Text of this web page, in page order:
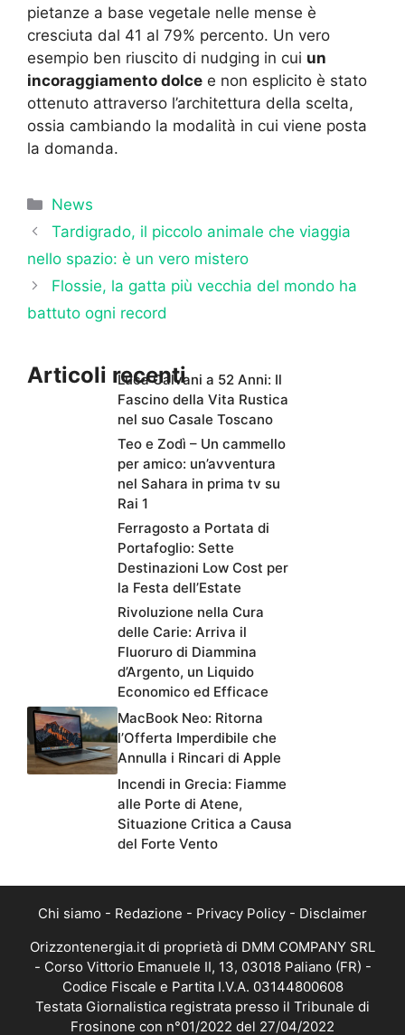
pietanze a base vegetale nelle mense è
cresciuta dal 41 al 79% percento. Un vero
esempio ben riuscito di nudging in cui un
incoraggiamento dolce e non esplicito è stato
ottenuto attraverso l’architettura della scelta,
ossia cambiando la modalità in cui viene posta
la domanda.
Categorie
News
Tardigrado, il piccolo animale che viaggia
nello spazio: è un vero mistero
Flossie, la gatta più vecchia del mondo ha
battuto ogni record
Articoli recentiLuca Calvani a 52 Anni: Il
Fascino della Vita Rustica
nel suo Casale Toscano
Teo e Zodì – Un cammello
per amico: un’avventura
nel Sahara in prima tv su
Rai 1
Ferragosto a Portata di
Portafoglio: Sette
Destinazioni Low Cost per
la Festa dell’Estate
Rivoluzione nella Cura
delle Carie: Arriva il
Fluoruro di Diammina
d’Argento, un Liquido
Economico ed Efficace
MacBook Neo: Ritorna
l’Offerta Imperdibile che
Annulla i Rincari di Apple
Incendi in Grecia: Fiamme
alle Porte di Atene,
Situazione Critica a Causa
del Forte Vento
Chi siamo - Redazione - Privacy Policy - Disclaimer
Orizzontenergia.it di proprietà di DMM COMPANY SRL
- Corso Vittorio Emanuele II, 13, 03018 Paliano (FR) -
Codice Fiscale e Partita I.V.A. 03144800608
Testata Giornalistica registrata presso il Tribunale di
Frosinone con n°01/2022 del 27/04/2022